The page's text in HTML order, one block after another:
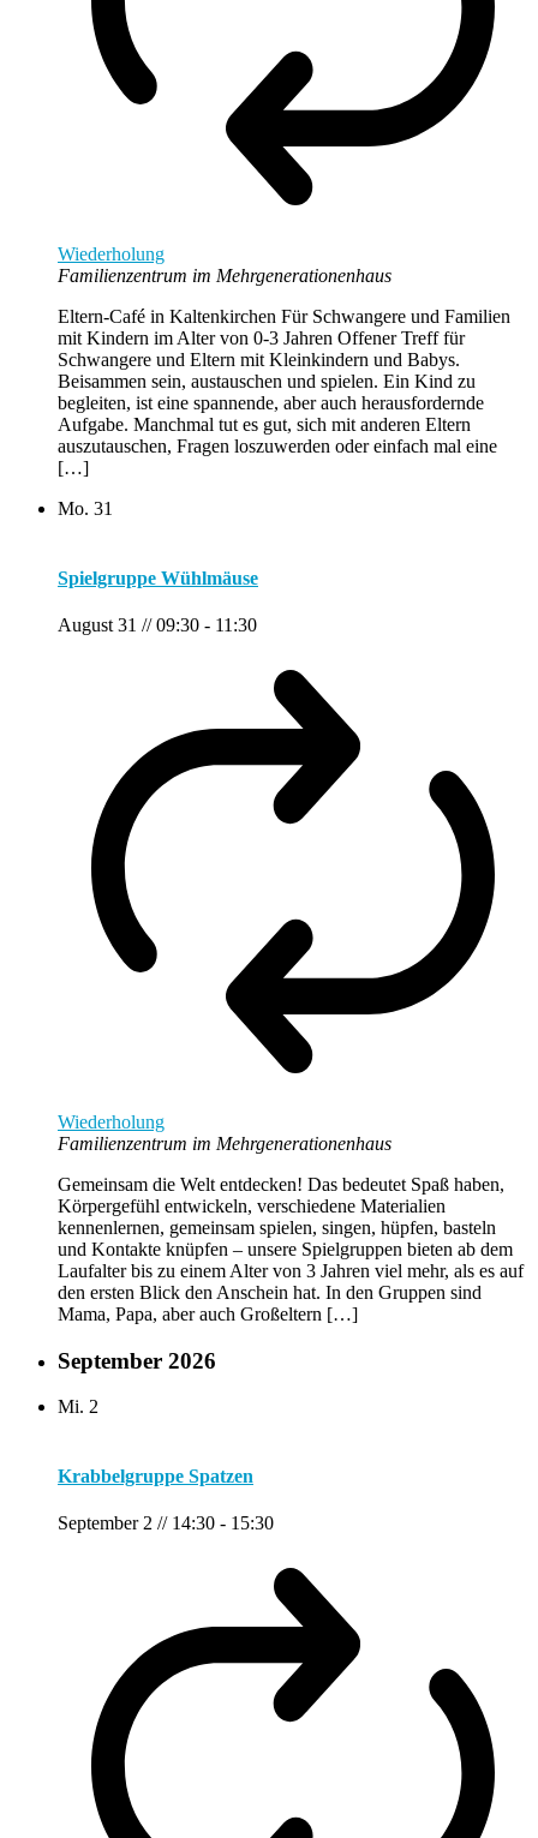
Wiederholung
Familienzentrum im Mehrgenerationenhaus
Eltern-Café in Kaltenkirchen Für Schwangere und Familien
mit Kindern im Alter von 0-3 Jahren Offener Treff für
Schwangere und Eltern mit Kleinkindern und Babys.
Beisammen sein, austauschen und spielen. Ein Kind zu
begleiten, ist eine spannende, aber auch herausfordernde
Aufgabe. Manchmal tut es gut, sich mit anderen Eltern
auszutauschen, Fragen loszuwerden oder einfach mal eine
[…]
Mo. 31
Spielgruppe Wühlmäuse
August 31 // 09:30 - 11:30
Wiederholung
Familienzentrum im Mehrgenerationenhaus
Gemeinsam die Welt entdecken! Das bedeutet Spaß haben,
Körpergefühl entwickeln, verschiedene Materialien
kennenlernen, gemeinsam spielen, singen, hüpfen, basteln
und Kontakte knüpfen – unsere Spielgruppen bieten ab dem
Laufalter bis zu einem Alter von 3 Jahren viel mehr, als es auf
den ersten Blick den Anschein hat. In den Gruppen sind
Mama, Papa, aber auch Großeltern […]
September 2026
Mi. 2
Krabbelgruppe Spatzen
September 2 // 14:30 - 15:30